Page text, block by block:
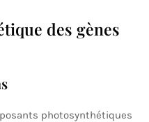
des gènes
photosynthétiques